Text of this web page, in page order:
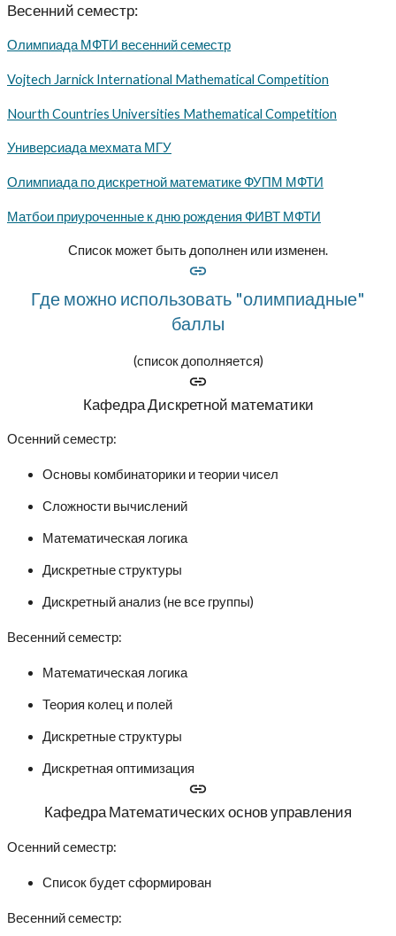
Весенний семестр:
Олимпиада МФТИ весенний семестр
Vojtech Jarnick International Mathematical Competition
Nourth Countries Universities Mathematical Competition
Универсиада мехмата МГУ
Олимпиада по дискретной математике ФУПМ МФТИ
Матбои приуроченные к дню рождения ФИВТ МФТИ
Список может быть дополнен или изменен.
Где можно использовать "олимпиадные"
баллы
(список дополняется)
Кафедра Дискретной математики
Осенний семестр:
Основы комбинаторики и теории чисел
Сложности вычислений
Математическая логика
Дискретные структуры
Дискретный анализ (не все группы)
Весенний семестр:
Математическая логика
Теория колец и полей
Дискретные структуры
Дискретная оптимизация
Кафедра Математических основ управления
Осенний семестр:
Список будет сформирован
Весенний семестр: